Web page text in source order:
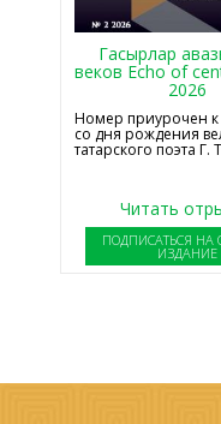
Гасырлар
веков Echo of
2026
Номер приурочен к
со дня рождения
татарского поэта Г.
Читать
ПОДПИСАТЬСЯ НА
ИЗДАНИЕ